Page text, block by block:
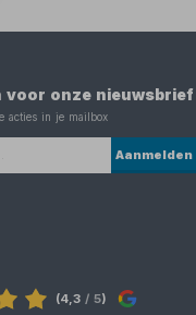
voor onze nieuwsbrief
acties in je mailbox
Aanmelden
(4,3 / 5)